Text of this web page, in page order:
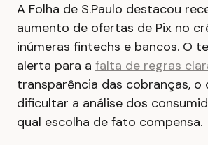
A Folha de S.Paulo destacou
aumento de ofertas de Pix no
inúmeras fintechs e bancos. O
alerta para a falta de regras
transparência das cobranças, o
dificultar a análise dos
qual escolha de fato compensa.